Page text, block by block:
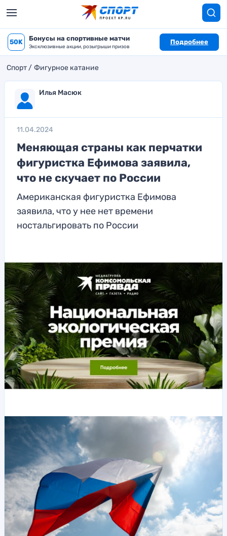
50K Бонусы на спортивные матчи
Эксклюзивные акции, розыгрыши призов
Подробнее
Спорт Фигурное катание
Илья Масюк
11.04.2024
Меняющая страны как перчатки
фигуристка Ефимова заявила,
что не скучает по России
Американская фигуристка Ефимова
заявила, что у нее нет времени
ностальгировать по России